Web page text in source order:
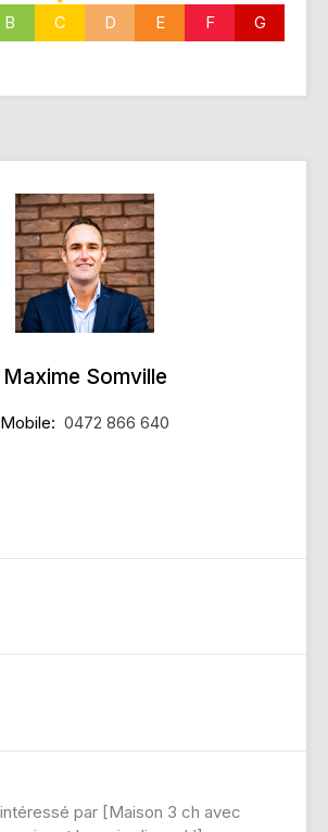
B C D E F G
Maxime Somville
Mobile: 0472 866 640